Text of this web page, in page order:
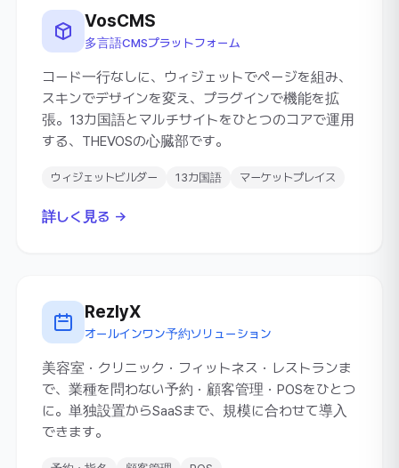
VosCMS
多言語CMSプラットフォーム
コード一行なしに、ウィジェットでページを組み、
スキンでデザインを変え、プラグインで機能を拡
張。13カ国語とマルチサイトをひとつのコアで運用
する、THEVOSの心臓部です。
ウィジェットビルダー 13カ国語 マーケットプレイス
詳しく見る →
RezlyX
オールインワン予約ソリューション
美容室・クリニック・フィットネス・レストランま
で、業種を問わない予約・顧客管理・POSをひとつ
に。単独設置からSaaSまで、規模に合わせて導入
できます。